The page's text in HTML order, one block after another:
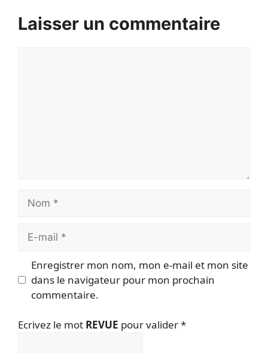
Laisser un commentaire
mail
Enregistrer mon nom, mon e-mail et mon site
dans le navigateur pour mon prochain
commentaire.
Ecrivez le mot REVUE pour valider*